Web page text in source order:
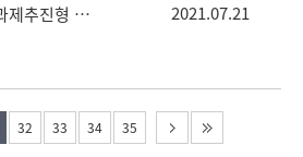
2021년 스마트산단 과제추진형 일자리창출사업
2021.07.21
32 33 34 35